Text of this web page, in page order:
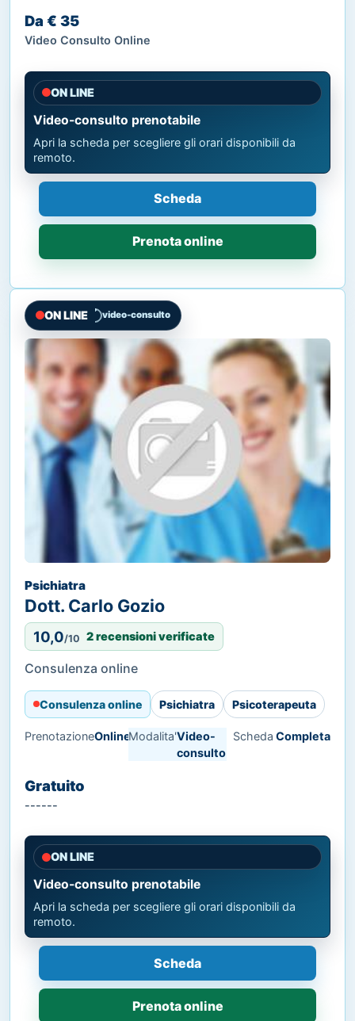
Da € 35
Video Consulto Online
ON LINE
Video-consulto prenotabile
Apri la scheda per scegliere gli orari disponibili da
remoto.
Scheda
Prenota online
ON LINE video-consulto
Psichiatra
Dott. Carlo Gozio
10,0/10 2 recensioni verificate
Consulenza online
Consulenza online Psichiatra Psicoterapeuta
PrenotazioneOnlineModalita'Video-
consulto
Scheda Completa
Gratuito
------
ON LINE
Video-consulto prenotabile
Apri la scheda per scegliere gli orari disponibili da
remoto.
Scheda
Prenota online